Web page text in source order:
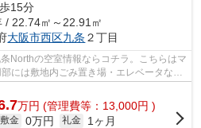
15分
/ 22.74㎡～22.91㎡
大阪市西区九条 ２丁目
Northの空室情報ならコチラ。こちらはマ
には敷地内ごみ置き場・エレベータなど
万円 (管理費等：13,000円 )
敷金 0万円 礼金
1ヶ月